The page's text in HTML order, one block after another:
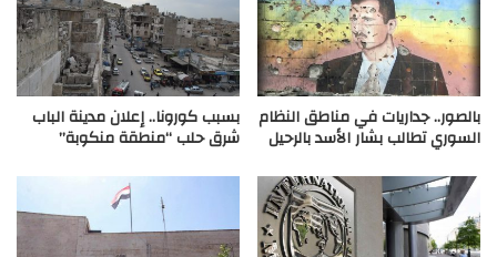
بالصور.. جداريات في مناطق النظام
السوري تطالب بشار الأسد بالرحيل
بسبب كورونا.. إعلان مدينة الباب
شرق حلب “منطقة منكوبة”